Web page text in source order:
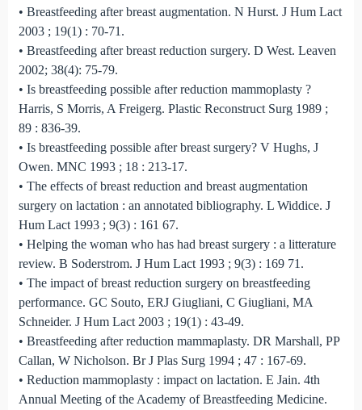
• Breastfeeding after breast augmentation. N Hurst. J Hum Lact
2003 ; 19(1) : 70-71.
• Breastfeeding after breast reduction surgery. D West. Leaven
2002; 38(4): 75-79.
• Is breastfeeding possible after reduction mammoplasty ?
Harris, S Morris, A Freigerg. Plastic Reconstruct Surg 1989 ;
89 : 836-39.
• Is breastfeeding possible after breast surgery? V Hughs, J
Owen. MNC 1993 ; 18 : 213-17.
• The effects of breast reduction and breast augmentation
surgery on lactation : an annotated bibliography. L Widdice. J
Hum Lact 1993 ; 9(3) : 161 67.
• Helping the woman who has had breast surgery : a litterature
review. B Soderstrom. J Hum Lact 1993 ; 9(3) : 169 71.
• The impact of breast reduction surgery on breastfeeding
performance. GC Souto, ERJ Giugliani, C Giugliani, MA
Schneider. J Hum Lact 2003 ; 19(1) : 43-49.
• Breastfeeding after reduction mammaplasty. DR Marshall, PP
Callan, W Nicholson. Br J Plas Surg 1994 ; 47 : 167-69.
• Reduction mammoplasty : impact on lactation. E Jain. 4th
Annual Meeting of the Academy of Breastfeeding Medicine.